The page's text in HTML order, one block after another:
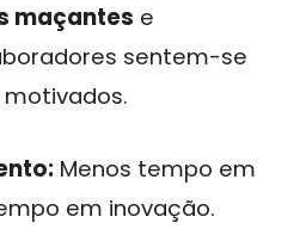
maçantes e
sentem-se
Menos tempo em
em inovação.